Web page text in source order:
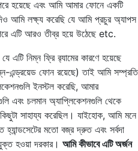
হয়েছে এবং আমি আমার ফোনে একটি
আমি লক্ষ্য করেছি যে আমি প্রচুর অ্যাপস
এটি আরও তীব্র হয়ে উঠেছে etc.
এটি নিম্ন ফ্রি র‌্যামের কারণে হয়েছে
এন্ড্রয়েড ফোন রয়েছে) তাই আমি সম্প্রতি
ইনস্টল করেছি, আমার
এবং চলমান অ্যাপ্লিকেশনগুলি থেকে
সাহায্য করেছিল। যাইহোক, আমি মনে
মতো বজ্র দ্রুত এবং সর্বদা
হওয়া দরকার। আমি কীভাবে এটি অর্জন